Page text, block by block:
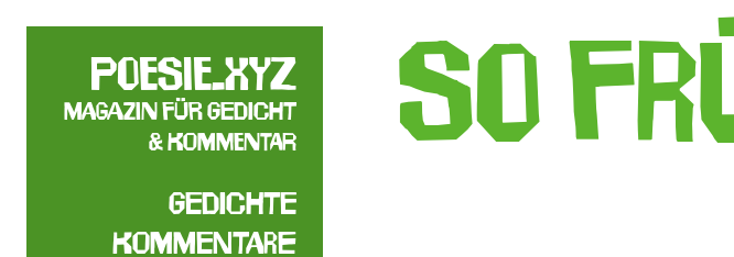
poesie.xyz
Magazin für Gedicht
& Kommentar
Gedichte
Kommentare
So